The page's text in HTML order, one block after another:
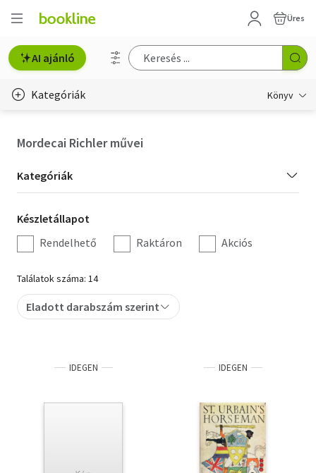
Üres
AI ajánló
Kategóriák Könyv
Hobbi, szabadidő
Irodalom
Művészet
Szakkönyv
Tankönyv, segédkönyv
Társadalomtudomány
Mordecai Richler művei
Kategória
szűrés
Kategóriák
Készletállapot
szűrés
Készletállapot
Rendelhető
Raktáron Akciós
Találatok száma: 14
Eladott darabszám szerint
IDEGEN IDEGEN